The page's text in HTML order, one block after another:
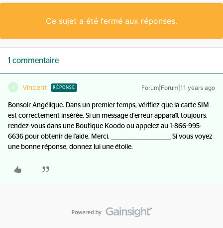
Ce sujet a été fermé aux réponses.
1 commentaire
V Vincent RÉPONSE Forum|Forum|11 years ago
Bonsoir Angélique. Dans un premier temps, vérifiez que la carte SIM
est correctement insérée. Si un message d'erreur apparaît toujours,
rendez-vous dans une Boutique Koodo ou appelez au 1-866-995-
6636 pour obtenir de l'aide. Merci. ________________________ Si vous voyez
une bonne réponse, donnez lui une étoile.